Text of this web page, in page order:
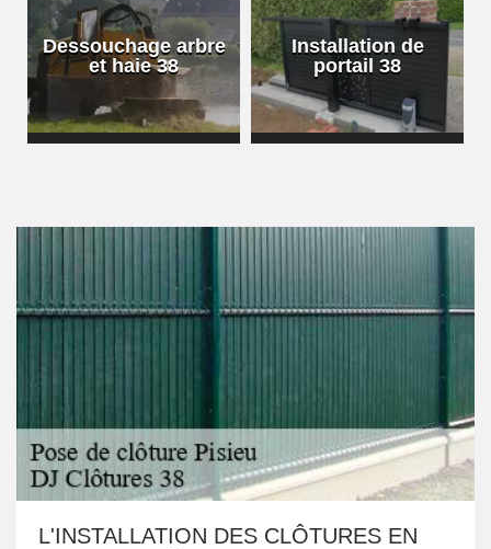
Dessouchage arbre
et haie 38
Installation de
portail 38
L'INSTALLATION DES CLÔTURES EN